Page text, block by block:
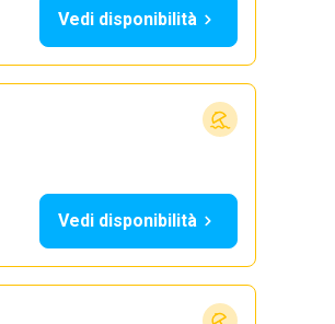
Vedi disponibilità
Vedi disponibilità